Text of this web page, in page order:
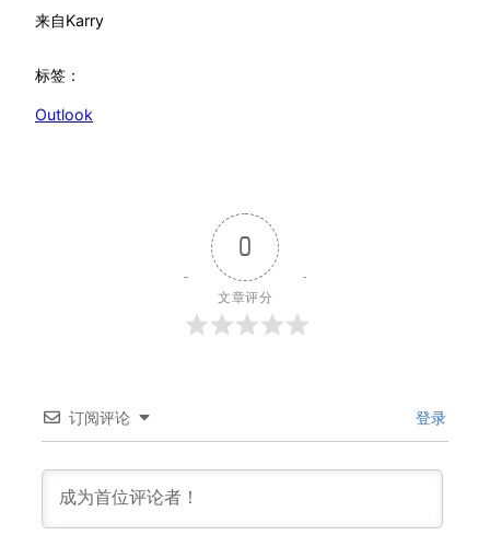
来自Karry
标签：
Outlook
0
文章评分
订阅评论 登录